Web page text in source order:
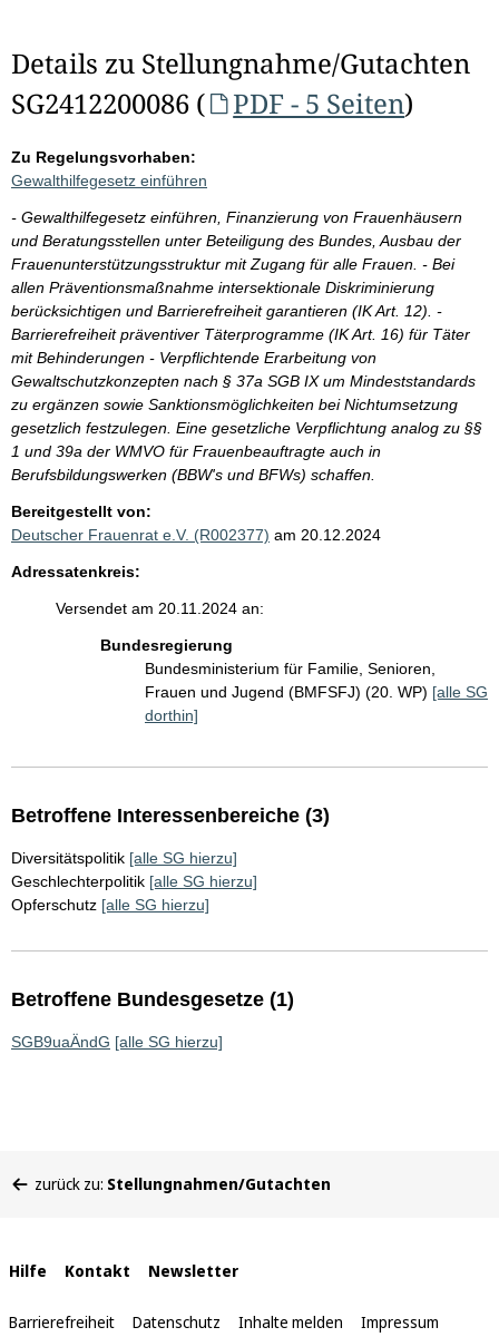
Details zu Stellungnahme/Gutachten
SG2412200086 (
PDF - 5 Seiten)
Zu Regelungsvorhaben:
Gewalthilfegesetz einführen
- Gewalthilfegesetz einführen, Finanzierung von Frauenhäusern
und Beratungsstellen unter Beteiligung des Bundes, Ausbau der
Frauenunterstützungsstruktur mit Zugang für alle Frauen. - Bei
allen Präventionsmaßnahme intersektionale Diskriminierung
berücksichtigen und Barrierefreiheit garantieren (IK Art. 12). -
Barrierefreiheit präventiver Täterprogramme (IK Art. 16) für Täter
mit Behinderungen - Verpflichtende Erarbeitung von
Gewaltschutzkonzepten nach § 37a SGB IX um Mindeststandards
zu ergänzen sowie Sanktionsmöglichkeiten bei Nichtumsetzung
gesetzlich festzulegen. Eine gesetzliche Verpflichtung analog zu §§
1 und 39a der WMVO für Frauenbeauftragte auch in
Berufsbildungswerken (BBW's und BFWs) schaffen.
Bereitgestellt von:
Deutscher Frauenrat e.V. (R002377) am 20.12.2024
Adressatenkreis:
Versendet am 20.11.2024 an:
Bundesregierung
Bundesministerium für Familie, Senioren,
Frauen und Jugend (BMFSFJ) (20. WP) [alle SG
dorthin]
Betroffene Interessenbereiche (3)
Diversitätspolitik [alle SG hierzu]
Geschlechterpolitik [alle SG hierzu]
Opferschutz [alle SG hierzu]
Betroffene Bundesgesetze (1)
SGB9uaÄndG [alle SG hierzu]
befinden
zurück zu: Stellungnahmen/Gutachten
Interne
Links
Hilfe Kontakt Newsletter
Barrierefreiheit Datenschutz Inhalte melden Impressum